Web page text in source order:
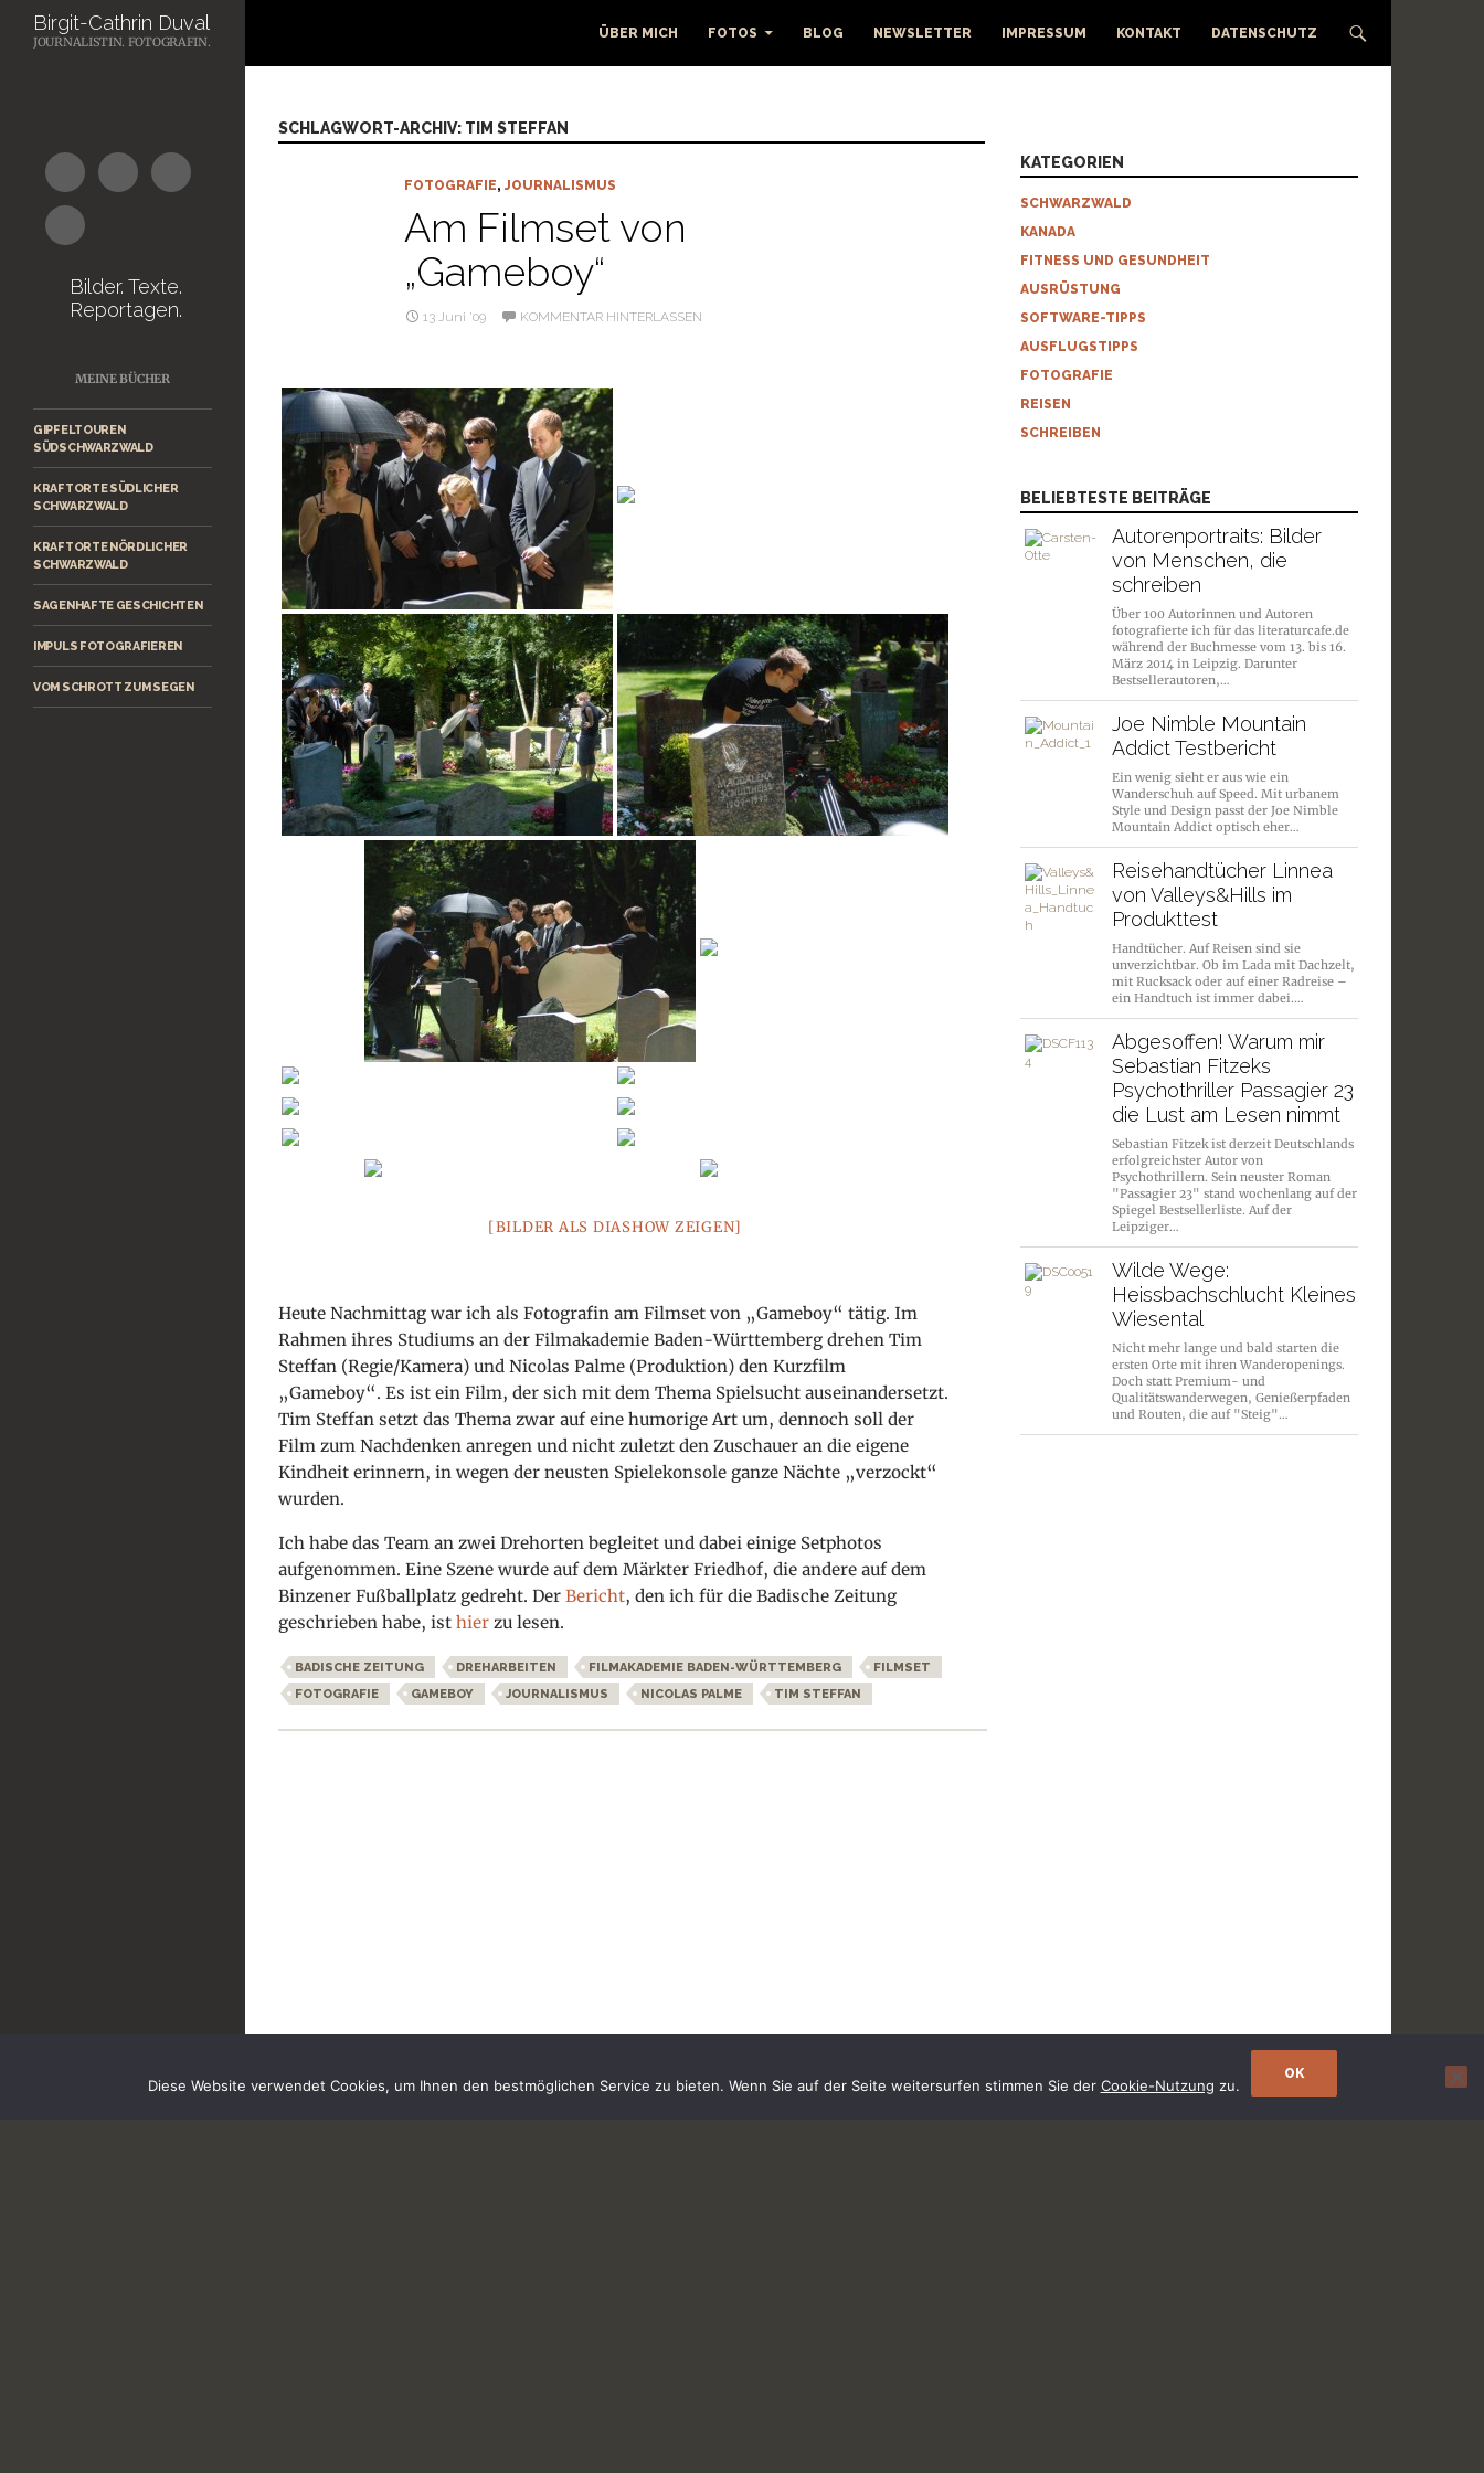
Suchen
ÜBER MICH FOTOS BLOG NEWSLETTER IMPRESSUM KONTAKT DATENSCHUTZ
SCHLAGWORT-ARCHIV: TIM STEFFAN
FOTOGRAFIE, JOURNALISMUS
Am Filmset von
„Gameboy“
13 Juni ’09 KOMMENTAR HINTERLASSEN
[BILDER ALS DIASHOW ZEIGEN]
Heute Nachmittag war ich als Fotografin am Filmset von „Gameboy“ tätig. Im
Rahmen ihres Studiums an der Filmakademie Baden-Württemberg drehen Tim
Steffan (Regie/Kamera) und Nicolas Palme (Produktion) den Kurzfilm
„Gameboy“. Es ist ein Film, der sich mit dem Thema Spielsucht auseinandersetzt.
Tim Steffan setzt das Thema zwar auf eine humorige Art um, dennoch soll der
Film zum Nachdenken anregen und nicht zuletzt den Zuschauer an die eigene
Kindheit erinnern, in wegen der neusten Spielekonsole ganze Nächte „verzockt“
wurden.
Ich habe das Team an zwei Drehorten begleitet und dabei einige Setphotos
aufgenommen. Eine Szene wurde auf dem Märkter Friedhof, die andere auf dem
Binzener Fußballplatz gedreht. Der Bericht, den ich für die Badische Zeitung
geschrieben habe, ist hier zu lesen.
BADISCHE ZEITUNG DREHARBEITEN FILMAKADEMIE BADEN-WÜRTTEMBERG
FILMSET
FOTOGRAFIE
GAMEBOY JOURNALISMUS NICOLAS PALME TIM STEFFAN
KATEGORIEN
SCHWARZWALD
KANADA
FITNESS UND GESUNDHEIT
AUSRÜSTUNG
SOFTWARE-TIPPS
AUSFLUGSTIPPS
FOTOGRAFIE
REISEN
SCHREIBEN
BELIEBTESTE BEITRÄGE
Autorenportraits: Bilder
von Menschen, die
schreiben
Über 100 Autorinnen und Autoren
fotografierte ich für das literaturcafe.de
während der Buchmesse vom 13. bis 16.
März 2014 in Leipzig. Darunter
Bestsellerautoren,…
Joe Nimble Mountain
Addict Testbericht
Ein wenig sieht er aus wie ein
Wanderschuh auf Speed. Mit urbanem
Style und Design passt der Joe Nimble
Mountain Addict optisch eher…
Reisehandtücher Linnea
von Valleys&Hills im
Produkttest
Handtücher. Auf Reisen sind sie
unverzichtbar. Ob im Lada mit Dachzelt,
mit Rucksack oder auf einer Radreise –
ein Handtuch ist immer dabei.…
Abgesoffen! Warum mir
Sebastian Fitzeks
Psychothriller Passagier 23
die Lust am Lesen nimmt
Sebastian Fitzek ist derzeit Deutschlands
erfolgreichster Autor von
Psychothrillern. Sein neuster Roman
"Passagier 23" stand wochenlang auf der
Spiegel Bestsellerliste. Auf der
Leipziger…
Wilde Wege:
Heissbachschlucht Kleines
Wiesental
Nicht mehr lange und bald starten die
ersten Orte mit ihren Wanderopenings.
Doch statt Premium- und
Qualitätswanderwegen, Genießerpfaden
und Routen, die auf "Steig"…
Birgit-Cathrin Duval
JOURNALISTIN. FOTOGRAFIN.
Bilder. Texte.
Reportagen.
MEINE BÜCHER
GIPFELTOUREN
SÜDSCHWARZWALD
KRAFTORTE SÜDLICHER
SCHWARZWALD
KRAFTORTE NÖRDLICHER
SCHWARZWALD
SAGENHAFTE GESCHICHTEN
IMPULS FOTOGRAFIEREN
VOM SCHROTT ZUM SEGEN
Diese Website verwendet Cookies, um Ihnen den bestmöglichen Service zu bieten. Wenn Sie auf der Seite weitersurfen stimmen Sie der Cookie-Nutzung zu.
OK